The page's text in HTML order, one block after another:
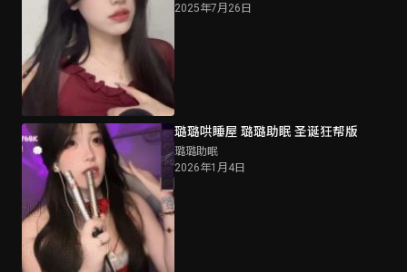
2025年7月26日
璐璐哄睡屋 璐璐助眠 圣诞狂帮版
璐璐助眠
2026年1月4日